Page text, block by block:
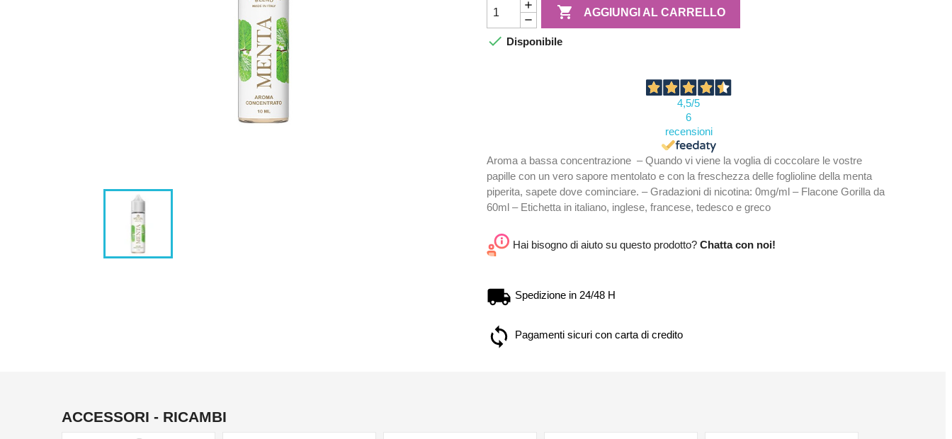
 AGGIUNGI AL CARRELLO
 Disponibile
4,5/5
6
recensioni
Aroma a bassa concentrazione – Quando vi viene la voglia di coccolare le vostre
papille con un vero sapore mentolato e con la freschezza delle foglioline della menta
piperita, sapete dove cominciare. – Gradazioni di nicotina: 0mg/ml – Flacone Gorilla da
60ml – Etichetta in italiano, inglese, francese, tedesco e greco
Hai bisogno di aiuto su questo prodotto? Chatta con noi!
Spedizione in 24/48 H
Pagamenti sicuri con carta di credito
ACCESSORI - RICAMBI